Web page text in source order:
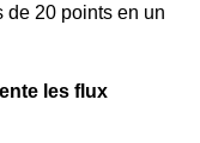
de 20 points en un
les flux